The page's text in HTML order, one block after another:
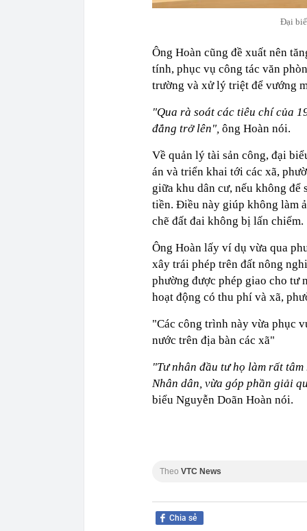
Đại
Ông Hoàn cũng đề xuất nên
tính, phục vụ công tác văn
trường và xử lý triệt để vướng
"Qua rà soát các tiêu chí của
đẳng trở lên", ông Hoàn nói.
Về quản lý tài sản công, đại
án và triển khai tới các xã,
giữa khu dân cư, nếu không
tiền. Điều này giúp không làm
chẽ đất đai không bị lấn chiếm.
Ông Hoàn lấy ví dụ vừa qua
xây trái phép trên đất nông
phường được phép giao cho tư
hoạt động có thu phí và xã,
"Các công trình này vừa phục
nước trên địa bàn các xã"
"Tư nhân đầu tư họ làm rất
Nhân dân, vừa góp phần giải
biểu Nguyễn Doãn Hoàn nói.
Theo VTC News
Chia sẻ